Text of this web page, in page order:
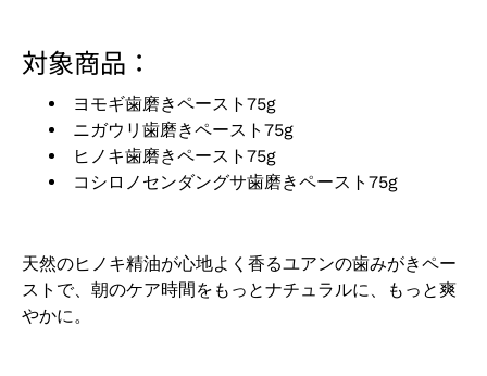
対象商品：
ヨモギ歯磨きペースト75g
ニガウリ歯磨きペースト75g
ヒノキ歯磨きペースト75g
コシロノセンダングサ歯磨きペースト75g
天然のヒノキ精油が心地よく香るユアンの歯みがきペー
ストで、朝のケア時間をもっとナチュラルに、もっと爽
やかに。